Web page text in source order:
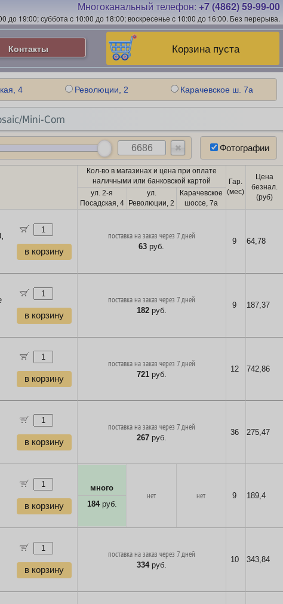
Многоканальный телефон: +7 (4862) 59-99-00
до 19:00; суббота с 10:00 до 18:00; воскресенье с 10:00 до 16:00. Без перерыва.
Корзина пуста
Контакты
4 Революции, 2 Карачевское ш. 7а
Mini-Com
Фотографии
Кол-во в магазинах и цена при оплате
наличными или банковской картой
Гар.
(мес)
Цена
безнал.
(руб)
ул. 2-я
Посадская, 4
ул.
Революции, 2
Карачевское
шоссе, 7а
в корзину
поставка на заказ через 7 дней
63 руб.
9 64,78
в корзину
поставка на заказ через 7 дней
182руб.
9 187,37
в корзину
поставка на заказ через 7 дней
721руб.
12 742,86
в корзину
поставка на заказ через 7 дней
267руб.
36 275,47
в корзину
много
184руб.
нет нет 9 189,4
в корзину
поставка на заказ через 7 дней
334руб.
10 343,84